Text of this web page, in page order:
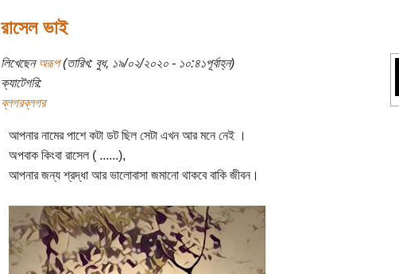
রাসেল ভাই
লিখেছেনঅরূপ(তারিখ: বুধ, ১৯/০২/২০২০ - ১০:৪১পূর্বাহ্ন)
ক্যাটেগরি:
ব্লগরব্লগর
আপনার নামের পাশে কটা ডট ছিল সেটা এখন আর মনে নেই ।
অপবাক কিংবা রাসেল ( ......),
আপনার জন্য শ্রদ্ধা আর ভালোবাসা জমানো থাকবে বাকি জীবন।